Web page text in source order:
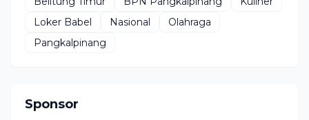
Loker Babel
Nasional
Olahraga
Pangkalpinang
Sponsor